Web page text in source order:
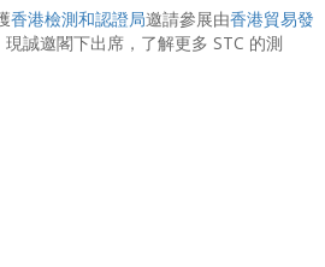
香港檢測和認證局邀請參展由香港貿易發
現誠邀閣下出席，了解更多 STC 的測